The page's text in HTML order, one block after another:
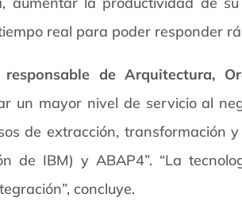
real para poder responder
responsable de Arquitectura,
un mayor nivel de servicio al
de extracción, transformación
de IBM) y ABAP4”. “La
concluye.